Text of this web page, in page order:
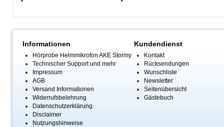
Informationen
Hörprobe Helmmikrofon AKE Stormy
Technischer Support und mehr
Impressum
AGB
Versand Informationen
Widerrufsbelehrung
Datenschutzerklärung
Disclaimer
Nutzungshinweise
Kundendienst
Kontakt
Rücksendungen
Wunschliste
Newsletter
Seitenübersicht
Gästebuch